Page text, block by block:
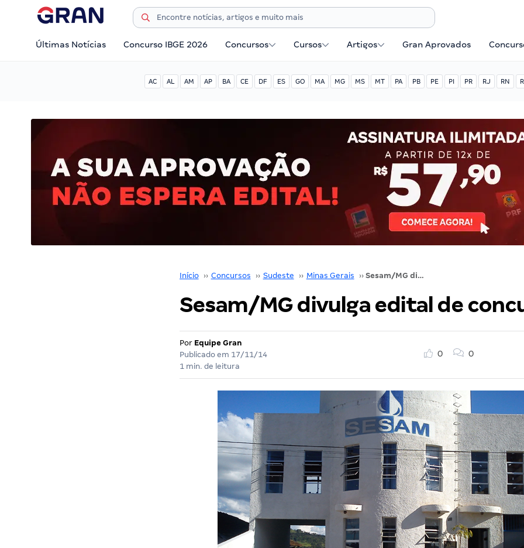
Últimas Notícias Concurso IBGE 2026 Concursos Cursos Artigos Gran Aprovados
AC AL AM AP BA CE DF ES GO MA MG MS MT PA PB PE PI PR RJ RN
Início ›› Concursos ›› Sudeste ›› Minas Gerais ›› Sesam/MG divulga edital de concurso!
Sesam/MG divulga edital de
Por Equipe Gran
Publicado em 17/11/14
1 min. de leitura
0 0